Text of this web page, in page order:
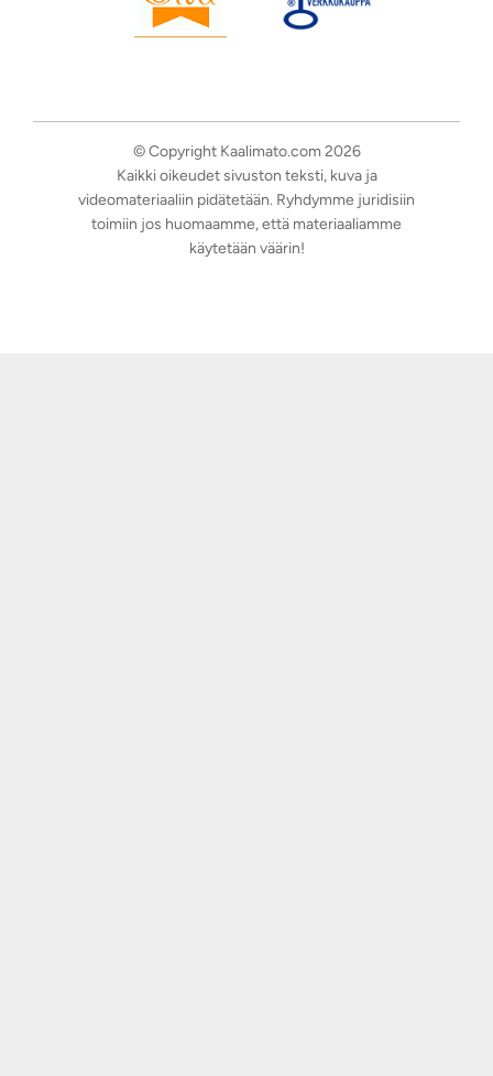
© Copyright Kaalimato.com 2026
Kaikki oikeudet sivuston teksti, kuva ja
videomateriaaliin pidätetään. Ryhdymme juridisiin
toimiin jos huomaamme, että materiaaliamme
käytetään väärin!